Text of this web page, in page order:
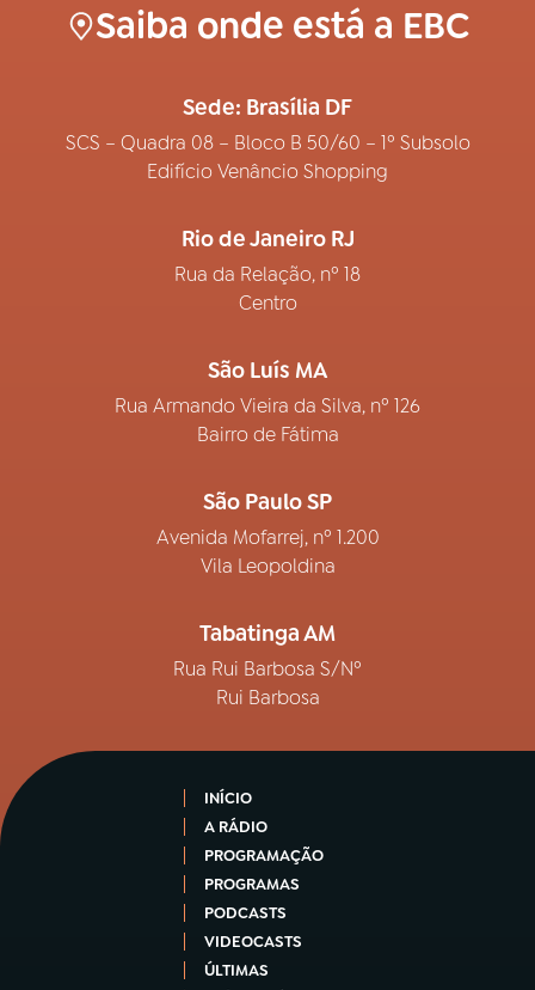
Saiba onde está a EBC
Sede: Brasília DF
SCS – Quadra 08 – Bloco B 50/60 – 1º Subsolo
Edifício Venâncio Shopping
Rio de Janeiro RJ
Rua da Relação, nº 18
Centro
São Luís MA
Rua Armando Vieira da Silva, nº 126
Bairro de Fátima
São Paulo SP
Avenida Mofarrej, nº 1.200
Vila Leopoldina
Tabatinga AM
Rua Rui Barbosa S/Nº
Rui Barbosa
INÍCIO
A RÁDIO
PROGRAMAÇÃO
PROGRAMAS
PODCASTS
VIDEOCASTS
ÚLTIMAS